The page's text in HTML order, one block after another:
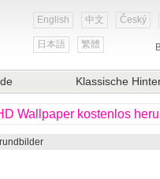
English 中文 Český
日本語 繁體
Klassische
Wallpaper kostenlos